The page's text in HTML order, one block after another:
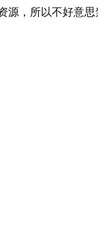
源，所以不好意